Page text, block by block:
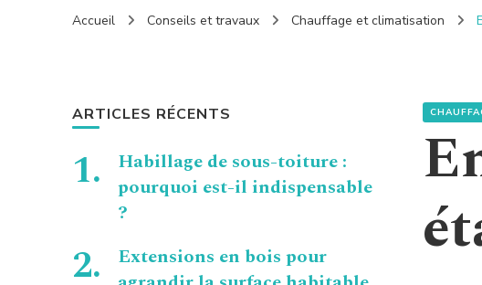
Accueil Conseils et travaux Chauffage et climatisation
ARTICLES RÉCENTS
Habillage de sous-toiture :
pourquoi est-il indispensable
?
Extensions en bois pour